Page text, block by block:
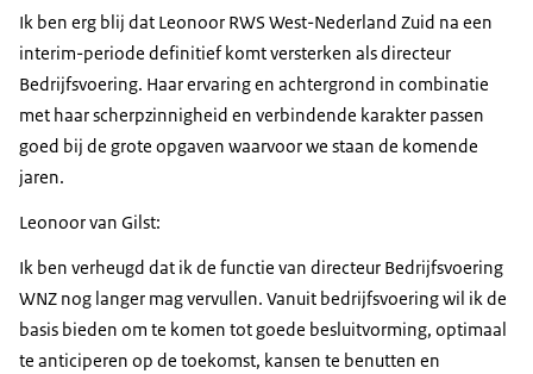
Ik ben erg blij dat Leonoor RWS West-Nederland Zuid na een
interim-periode definitief komt versterken als directeur
Bedrijfsvoering. Haar ervaring en achtergrond in combinatie
met haar scherpzinnigheid en verbindende karakter passen
goed bij de grote opgaven waarvoor we staan de komende
jaren.
Leonoor van Gilst:
Ik ben verheugd dat ik de functie van directeur Bedrijfsvoering
WNZ nog langer mag vervullen. Vanuit bedrijfsvoering wil ik de
basis bieden om te komen tot goede besluitvorming, optimaal
te anticiperen op de toekomst, kansen te benutten en